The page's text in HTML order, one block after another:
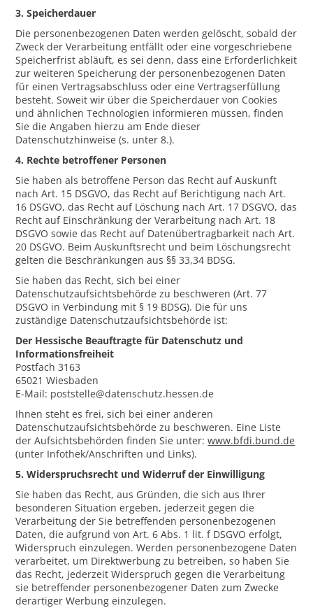
3. Speicherdauer
Die personenbezogenen Daten werden gelöscht, sobald der
Zweck der Verarbeitung entfällt oder eine vorgeschriebene
Speicherfrist abläuft, es sei denn, dass eine Erforderlichkeit
zur weiteren Speicherung der personenbezogenen Daten
für einen Vertragsabschluss oder eine Vertragserfüllung
besteht. Soweit wir über die Speicherdauer von Cookies
und ähnlichen Technologien informieren müssen, finden
Sie die Angaben hierzu am Ende dieser
Datenschutzhinweise (s. unter 8.).
4. Rechte betroffener Personen
Sie haben als betroffene Person das Recht auf Auskunft
nach Art. 15 DSGVO, das Recht auf Berichtigung nach Art.
16 DSGVO, das Recht auf Löschung nach Art. 17 DSGVO, das
Recht auf Einschränkung der Verarbeitung nach Art. 18
DSGVO sowie das Recht auf Datenübertragbarkeit nach Art.
20 DSGVO. Beim Auskunftsrecht und beim Löschungsrecht
gelten die Beschränkungen aus §§ 33,34 BDSG.
Sie haben das Recht, sich bei einer
Datenschutzaufsichtsbehörde zu beschweren (Art. 77
DSGVO in Verbindung mit § 19 BDSG). Die für uns
zuständige Datenschutzaufsichtsbehörde ist:
Der Hessische Beauftragte für Datenschutz und
Informationsfreiheit
Postfach 3163
65021 Wiesbaden
E-Mail: poststelle@datenschutz.hessen.de
Ihnen steht es frei, sich bei einer anderen
Datenschutzaufsichtsbehörde zu beschweren. Eine Liste
der Aufsichtsbehörden finden Sie unter:www.bfdi.bund.de
(unter Infothek/Anschriften und Links).
5. Widerspruchsrecht und Widerruf der Einwilligung
Sie haben das Recht, aus Gründen, die sich aus Ihrer
besonderen Situation ergeben, jederzeit gegen die
Verarbeitung der Sie betreffenden personenbezogenen
Daten, die aufgrund von Art. 6 Abs. 1 lit. f DSGVO erfolgt,
Widerspruch einzulegen. Werden personenbezogene Daten
verarbeitet, um Direktwerbung zu betreiben, so haben Sie
das Recht, jederzeit Widerspruch gegen die Verarbeitung
sie betreffender personenbezogener Daten zum Zwecke
derartiger Werbung einzulegen.